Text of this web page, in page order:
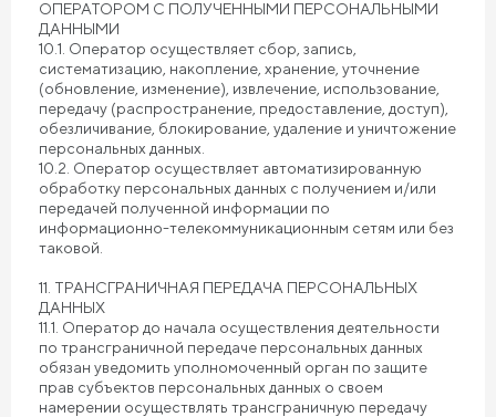
ОПЕРАТОРОМ С ПОЛУЧЕННЫМИ ПЕРСОНАЛЬНЫМИ
ДАННЫМИ
10.1. Оператор осуществляет сбор, запись,
систематизацию, накопление, хранение, уточнение
(обновление, изменение), извлечение, использование,
передачу (распространение, предоставление, доступ),
обезличивание, блокирование, удаление и уничтожение
персональных данных.
10.2. Оператор осуществляет автоматизированную
обработку персональных данных с получением и/или
передачей полученной информации по
информационно-телекоммуникационным сетям или без
таковой.
11. ТРАНСГРАНИЧНАЯ ПЕРЕДАЧА ПЕРСОНАЛЬНЫХ
ДАННЫХ
11.1. Оператор до начала осуществления деятельности
по трансграничной передаче персональных данных
обязан уведомить уполномоченный орган по защите
прав субъектов персональных данных о своем
намерении осуществлять трансграничную передачу